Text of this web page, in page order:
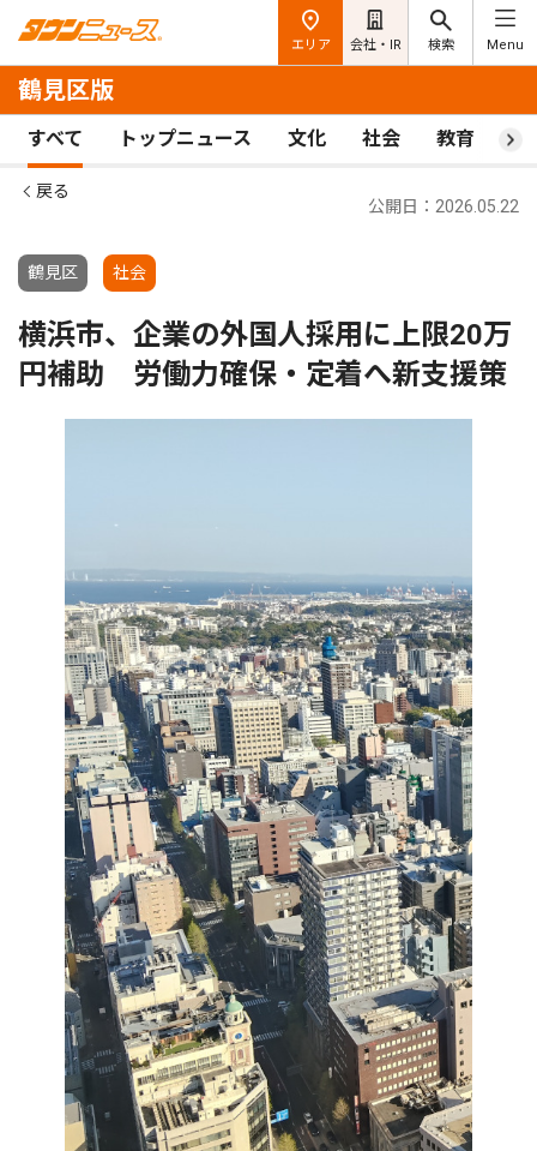
エリア 会社・IR 検索 Menu
鶴見区版
すべて トップニュース 文化 社会 教育 ス
戻る
鶴見区 社会
公開日：2026.05.22
横浜市、企業の外国人採用に上限20万
円補助 労働力確保・定着へ新支援策